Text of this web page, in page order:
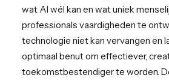
wat AI wél kan en wat uniek
professionals vaardigheden te
technologie niet kan vervangen en
optimaal benut om effectiever,
toekomstbestendiger te worden.